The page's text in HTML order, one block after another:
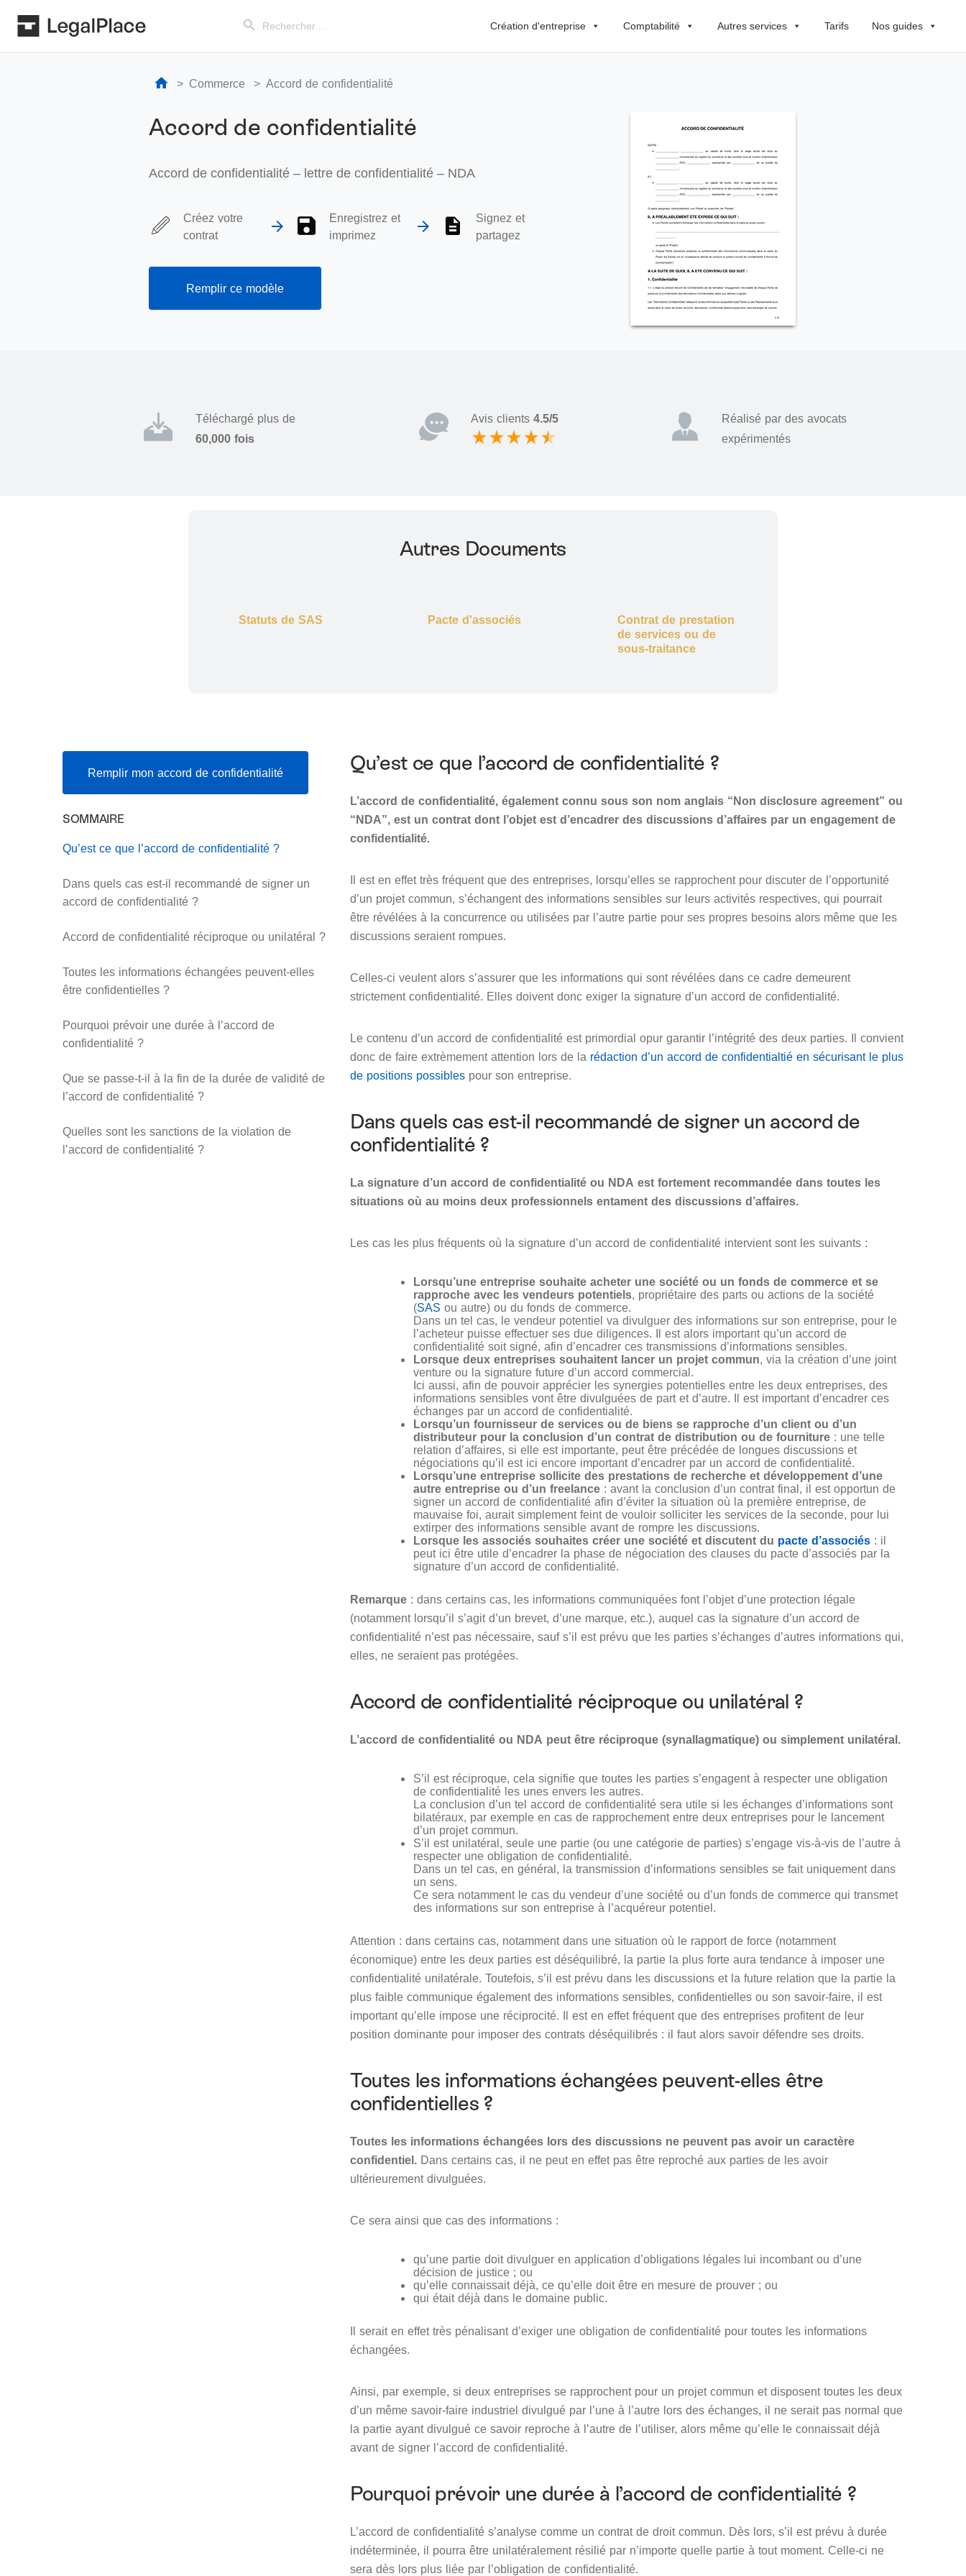
for:
Création d'entreprise Comptabilité Autres services Tarifs Nos guides
Commerce Accord de confidentialité
Accord de confidentialité
Accord de confidentialité – lettre de confidentialité – NDA
Créez votre
contrat
Enregistrez et
imprimez
Signez et
partagez
Remplir ce modèle
Téléchargé plus de
60,000 fois
Avis clients 4.5/5
Réalisé par des avocats
expérimentés
Autres Documents
Statuts de SAS Pacte d'associés
Contrat de prestation
de services ou de
sous-traitance
Remplir mon accord de confidentialité
SOMMAIRE
Qu’est ce que l’accord de confidentialité ?
Dans quels cas est-il recommandé de signer un
accord de confidentialité ?
Accord de confidentialité réciproque ou unilatéral ?
Toutes les informations échangées peuvent-elles
être confidentielles ?
Pourquoi prévoir une durée à l’accord de
confidentialité ?
Que se passe-t-il à la fin de la durée de validité de
l’accord de confidentialité ?
Quelles sont les sanctions de la violation de
l’accord de confidentialité ?
Qu’est ce que l’accord de confidentialité ?
L’accord de confidentialité, également connu sous son nom anglais “Non disclosure agreement” ou
“NDA”, est un contrat dont l’objet est d’encadrer des discussions d’affaires par un engagement de
confidentialité.
Il est en effet très fréquent que des entreprises, lorsqu’elles se rapprochent pour discuter de l’opportunité
d’un projet commun, s’échangent des informations sensibles sur leurs activités respectives, qui pourrait
être révélées à la concurrence ou utilisées par l’autre partie pour ses propres besoins alors même que les
discussions seraient rompues.
Celles-ci veulent alors s’assurer que les informations qui sont révélées dans ce cadre demeurent
strictement confidentialité. Elles doivent donc exiger la signature d’un accord de confidentialité.
Le contenu d’un accord de confidentialité est primordial opur garantir l’intégrité des deux parties. Il convient
donc de faire extrèmement attention lors de la rédaction d’un accord de confidentialtié en sécurisant le plus
de positions possibles pour son entreprise.
Dans quels cas est-il recommandé de signer un accord de
confidentialité ?
La signature d’un accord de confidentialité ou NDA est fortement recommandée dans toutes les
situations où au moins deux professionnels entament des discussions d’affaires.
Les cas les plus fréquents où la signature d’un accord de confidentialité intervient sont les suivants :
Lorsqu’une entreprise souhaite acheter une société ou un fonds de commerce et se
rapproche avec les vendeurs potentiels, propriétaire des parts ou actions de la société
(SAS ou autre) ou du fonds de commerce.
Dans un tel cas, le vendeur potentiel va divulguer des informations sur son entreprise, pour le
l’acheteur puisse effectuer ses due diligences. Il est alors important qu’un accord de
confidentialité soit signé, afin d’encadrer ces transmissions d’informations sensibles.
Lorsque deux entreprises souhaitent lancer un projet commun, via la création d’une joint
venture ou la signature future d’un accord commercial.
Ici aussi, afin de pouvoir apprécier les synergies potentielles entre les deux entreprises, des
informations sensibles vont être divulguées de part et d’autre. Il est important d’encadrer ces
échanges par un accord de confidentialité.
Lorsqu’un fournisseur de services ou de biens se rapproche d’un client ou d’un
distributeur pour la conclusion d’un contrat de distribution ou de fourniture : une telle
relation d’affaires, si elle est importante, peut être précédée de longues discussions et
négociations qu’il est ici encore important d’encadrer par un accord de confidentialité.
Lorsqu’une entreprise sollicite des prestations de recherche et développement d’une
autre entreprise ou d’un freelance : avant la conclusion d’un contrat final, il est opportun de
signer un accord de confidentialité afin d’éviter la situation où la première entreprise, de
mauvaise foi, aurait simplement feint de vouloir solliciter les services de la seconde, pour lui
extirper des informations sensible avant de rompre les discussions.
Lorsque les associés souhaites créer une société et discutent du pacte d’associés : il
peut ici être utile d’encadrer la phase de négociation des clauses du pacte d’associés par la
signature d’un accord de confidentialité.
Remarque : dans certains cas, les informations communiquées font l’objet d’une protection légale
(notamment lorsqu’il s’agit d’un brevet, d’une marque, etc.), auquel cas la signature d’un accord de
confidentialité n’est pas nécessaire, sauf s’il est prévu que les parties s’échanges d’autres informations qui,
elles, ne seraient pas protégées.
Accord de confidentialité réciproque ou unilatéral ?
L’accord de confidentialité ou NDA peut être réciproque (synallagmatique) ou simplement unilatéral.
S’il est réciproque, cela signifie que toutes les parties s’engagent à respecter une obligation
de confidentialité les unes envers les autres.
La conclusion d’un tel accord de confidentialité sera utile si les échanges d’informations sont
bilatéraux, par exemple en cas de rapprochement entre deux entreprises pour le lancement
d’un projet commun.
S’il est unilatéral, seule une partie (ou une catégorie de parties) s’engage vis-à-vis de l’autre à
respecter une obligation de confidentialité.
Dans un tel cas, en général, la transmission d’informations sensibles se fait uniquement dans
un sens.
Ce sera notamment le cas du vendeur d’une société ou d’un fonds de commerce qui transmet
des informations sur son entreprise à l’acquéreur potentiel.
Attention : dans certains cas, notamment dans une situation où le rapport de force (notamment
économique) entre les deux parties est déséquilibré, la partie la plus forte aura tendance à imposer une
confidentialité unilatérale. Toutefois, s’il est prévu dans les discussions et la future relation que la partie la
plus faible communique également des informations sensibles, confidentielles ou son savoir-faire, il est
important qu’elle impose une réciprocité. Il est en effet fréquent que des entreprises profitent de leur
position dominante pour imposer des contrats déséquilibrés : il faut alors savoir défendre ses droits.
Toutes les informations échangées peuvent-elles être
confidentielles ?
Toutes les informations échangées lors des discussions ne peuvent pas avoir un caractère
confidentiel. Dans certains cas, il ne peut en effet pas être reproché aux parties de les avoir
ultérieurement divulguées.
Ce sera ainsi que cas des informations :
qu’une partie doit divulguer en application d’obligations légales lui incombant ou d’une
décision de justice ; ou
qu’elle connaissait déjà, ce qu’elle doit être en mesure de prouver ; ou
qui était déjà dans le domaine public.
Il serait en effet très pénalisant d’exiger une obligation de confidentialité pour toutes les informations
échangées.
Ainsi, par exemple, si deux entreprises se rapprochent pour un projet commun et disposent toutes les deux
d’un même savoir-faire industriel divulgué par l’une à l’autre lors des échanges, il ne serait pas normal que
la partie ayant divulgué ce savoir reproche à l’autre de l’utiliser, alors même qu’elle le connaissait déjà
avant de signer l’accord de confidentialité.
Pourquoi prévoir une durée à l’accord de confidentialité ?
L’accord de confidentialité s’analyse comme un contrat de droit commun. Dès lors, s’il est prévu à durée
indéterminée, il pourra être unilatéralement résilié par n’importe quelle partie à tout moment. Celle-ci ne
sera dès lors plus liée par l’obligation de confidentialité.